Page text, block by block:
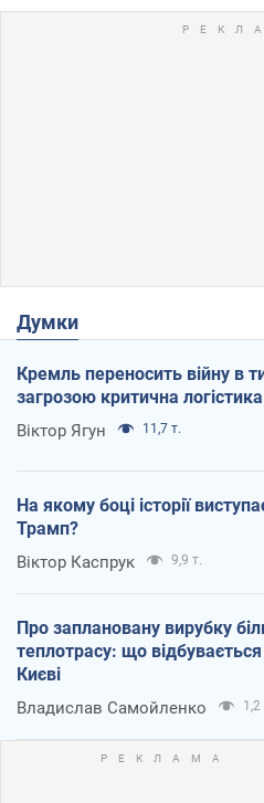
Думки
Кремль переносить війну в
загрозою критична логістика
Віктор Ягун 11,7 т.
На якому боці історії
Трамп?
Віктор Каспрук 9,9 т.
Про заплановану вирубку
теплотрасу: що
Києві
Владислав Самойленко 1,2